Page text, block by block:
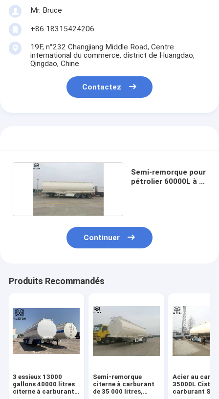
Mr. Bruce
+86 18315424206
19F, n°232 Changjiang Middle Road, Centre
international du commerce, district de Huangdao,
Qingdao, Chine
Contactez
Semi-remorque pour
pétrolier 60000L à 3
Continuer
Produits Recommandés
3 essieux 13000
gallons 40000 litres
citerne à carburant
Semi-remorque
citerne à carburant
de 35 000 litres,
Acier au
35000L
carburant